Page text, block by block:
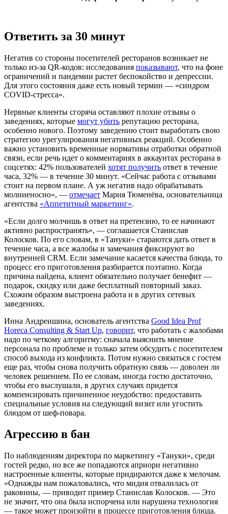
Ответить за 30 минут
Негатив со стороны посетителей ресторанов возникает не
только из-за QR-кодов: исследования показывают, что на фоне
ограничений и пандемии растет беспокойство и депрессии.
Для этого состояния даже есть новый термин — «синдром
COVID-стресса».
Нервные клиенты сгоряча оставляют плохие отзывы о
заведениях, которые могут убить репутацию ресторана,
особенно нового. Поэтому заведению стоит выработать свою
стратегию урегулирования негативных реакций. Особенно
важно установить временные нормативы отработки обратной
связи, если речь идет о комментариях в аккаунтах ресторана в
соцсетях: 42% пользователей хотят получить ответ в течение
часа, 32% — в течение 30 минут. «Сейчас работа с отзывами
стоит на первом плане. А уж негатив надо обрабатывать
молниеносно», — отмечает Мария Тюменёва, основательница
агентства «Аппетитный маркетинг».
«Если долго молчишь в ответ на претензию, то ее начинают
активно распространять», — соглашается Станислав
Колосков. По его словам, в «Тануки» стараются дать ответ в
течение часа, а все жалобы и замечания фиксируют во
внутренней CRM. Если замечание касается качества блюда, то
процесс его приготовления разбирается поэтапно. Когда
причина найдена, клиент обязательно получает бенефит —
подарок, скидку или даже бесплатный повторный заказ.
Схожим образом выстроена работа и в других сетевых
заведениях.
Инна Андреишина, основатель агентства Good Idea Prof
Horeca Consulting & Start Up, говорит, что работать с жалобами
надо по четкому алгоритму: сначала выяснить мнение
персонала по проблеме и только затем обсудить с посетителем
способ выхода из конфликта. Потом нужно связаться с гостем
еще раз, чтобы снова получить обратную связь — доволен ли
человек решением. По ее словам, иногда гостю достаточно,
чтобы его выслушали, в других случаях придется
компенсировать причиненное неудобство: предоставить
специальные условия на следующий визит или угостить
блюдом от шеф-повара.
Агрессию в бан
По наблюдениям директора по маркетингу «Тануки», среди
гостей редко, но все же попадаются априори негативно
настроенные клиенты, которые придираются даже к мелочам.
«Однажды нам пожаловались, что мидия отвалилась от
раковины, — приводит пример Станислав Колосков. — Это
не значит, что она была испорчена или нарушена технология
— такое может произойти в процессе приготовления блюда.